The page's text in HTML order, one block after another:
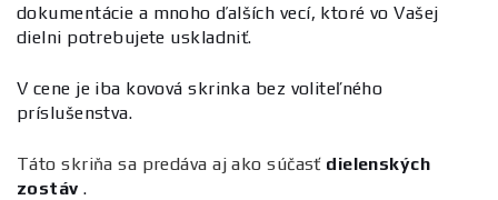
dokumentácie a mnoho ďalších vecí, ktoré vo Vašej
dielni potrebujete uskladniť.
V cene je iba kovová skrinka bez voliteľného
príslušenstva.
Táto skriňa sa predáva aj ako súčasť dielenských
zostáv .